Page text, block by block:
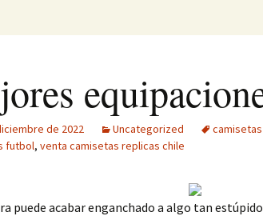
de 2022 Uncategorized
futbol, venta camisetas replicas chile
puede acabar enganchado a algo tan